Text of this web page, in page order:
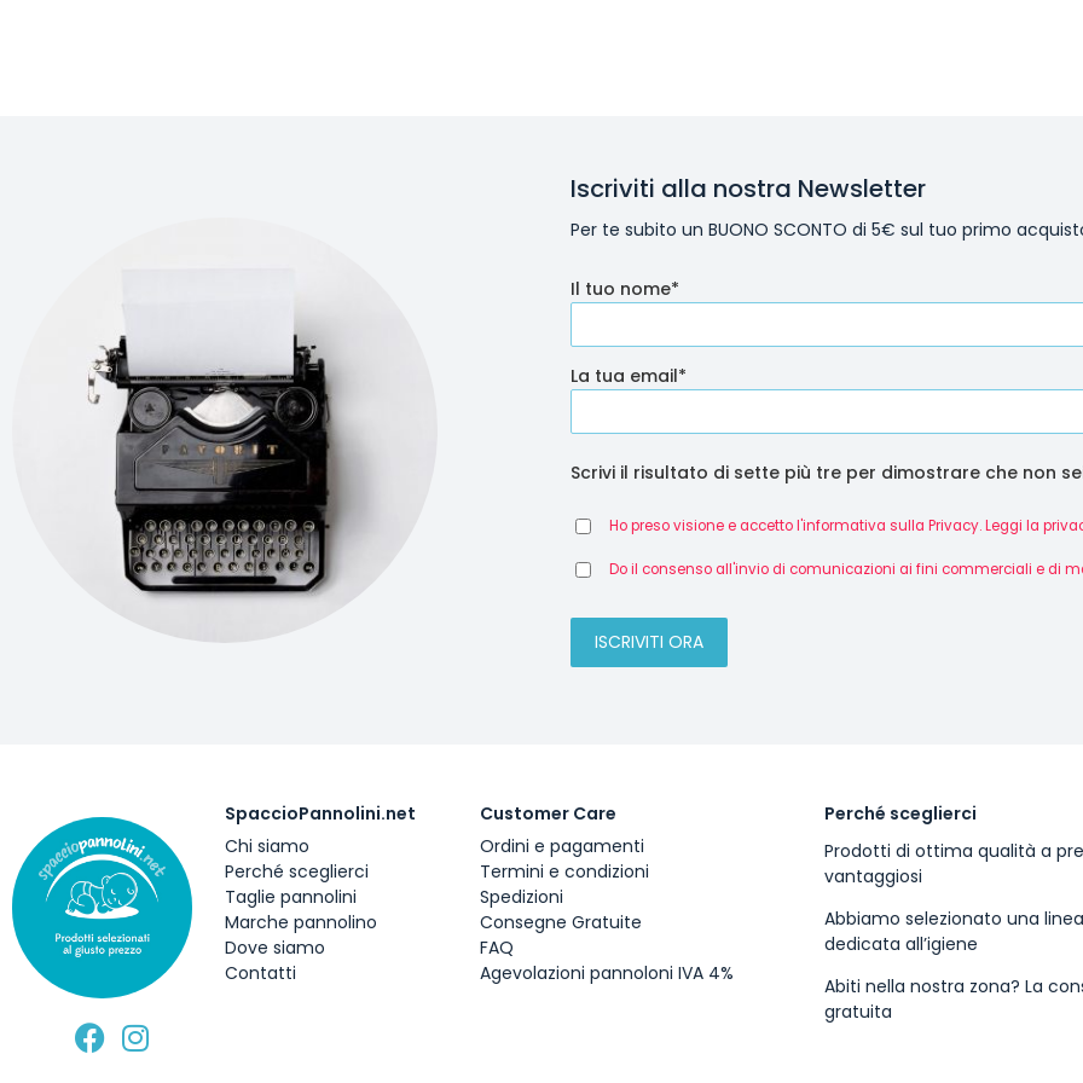
Iscriviti alla nostra Newsletter
Per te subito un BUONO SCONTO di 5€ sul tuo primo
Il tuo nome*
La tua email*
Scrivi il risultato di sette più tre per dimostrare che non
Ho preso visione e accetto l'informativa sulla Privacy. Leggi la
Do il consenso all'invio di comunicazioni ai fini commerciali e di
SpaccioPannolini.net
Chi siamo
Perché sceglierci
Taglie pannolini
Marche pannolino
Dove siamo
Contatti
Customer Care
Ordini e pagamenti
Termini e condizioni
Spedizioni
Consegne Gratuite
FAQ
Agevolazioni pannoloni IVA 4%
Perché sceglierci
Prodotti di ottima qualità a
vantaggiosi
Abbiamo selezionato una linea
dedicata all’igiene
Abiti nella nostra zona? La
gratuita